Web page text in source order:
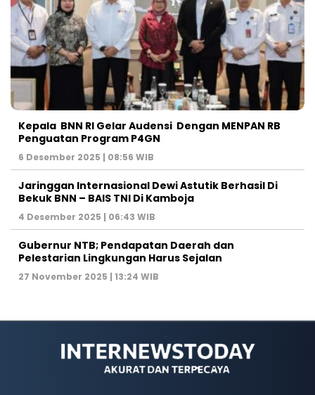
Kepala BNN RI Gelar Audensi Dengan MENPAN RB
Penguatan Program P4GN
6 Desember 2025 | 08:56 WIB
Jaringgan Internasional Dewi Astutik Berhasil Di
Bekuk BNN – BAIS TNI Di Kamboja
4 Desember 2025 | 06:43 WIB
Gubernur NTB; Pendapatan Daerah dan
Pelestarian Lingkungan Harus Sejalan
27 November 2025 | 13:24 WIB